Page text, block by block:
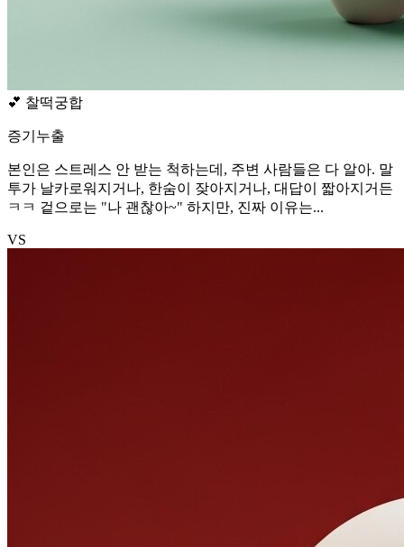
💕 찰떡궁합
증기누출
본인은 스트레스 안 받는 척하는데, 주변 사람들은 다 알아. 말
투가 날카로워지거나, 한숨이 잦아지거나, 대답이 짧아지거든
ㅋㅋ 겉으로는 "나 괜찮아~" 하지만, 진짜 이유는...
VS